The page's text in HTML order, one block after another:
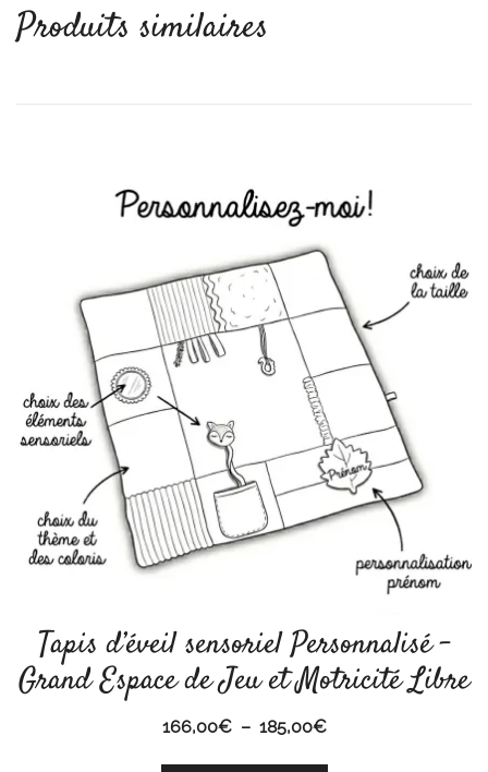
Produits similaires
Tapis d’éveil sensoriel Personnalisé –
Grand Espace de Jeu et Motricité Libre
166,00€ – 185,00€Plage
Ce